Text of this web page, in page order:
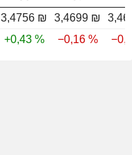
3,4756 ₪ 3,4699 ₪
+0,43 % −0,16 %